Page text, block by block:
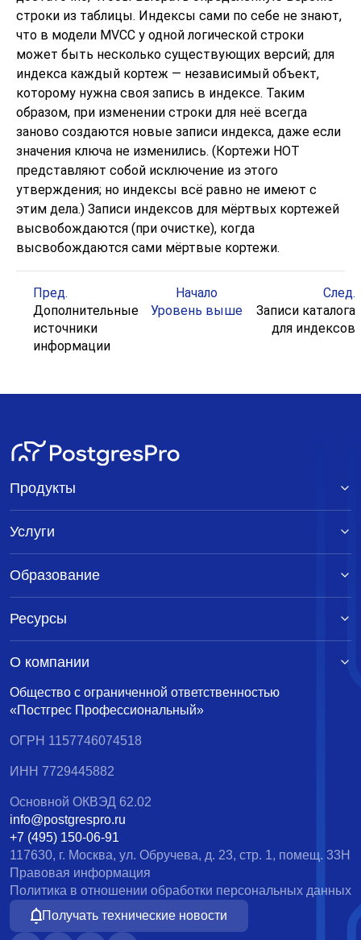
строки из таблицы. Индексы сами по себе не знают,
что в модели MVCC у одной логической строки
может быть несколько существующих версий; для
индекса каждый кортеж — независимый объект,
которому нужна своя запись в индексе. Таким
образом, при изменении строки для неё всегда
заново создаются новые записи индекса, даже если
значения ключа не изменились. (Кортежи HOT
представляют собой исключение из этого
утверждения; но индексы всё равно не имеют с
этим дела.) Записи индексов для мёртвых кортежей
высвобождаются (при очистке), когда
высвобождаются сами мёртвые кортежи.
Пред. Начало
След.
Дополнительные
источники
информации
Уровень выше
Записи каталога
для индексов
Общество с ограниченной ответственностью
«Постгрес Профессиональный»
ОГРН 1157746074518
ИНН 7729445882
Основной ОКВЭД 62.02
info@postgrespro.ru
+7 (495) 150-06-91
117630, г. Москва, ул. Обручева, д. 23, стр. 1, помещ. 33Н
Правовая информация
Политика в отношении обработки персональных данных
Получать технические новости
Продукты
Услуги
Образование
Ресурсы
О компании